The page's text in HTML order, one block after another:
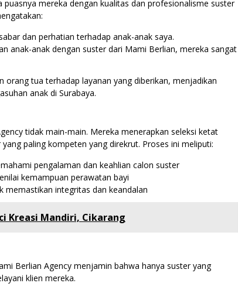
mereka dengan kualitas dan profesionalisme suster
dan perhatian terhadap anak-anak saya.
anak-anak dengan suster dari Mami Berlian, mereka sangat
orang tua terhadap layanan yang diberikan, menjadikan
anak di Surabaya.
tidak main-main. Mereka menerapkan seleksi ketat
paling kompeten yang direkrut. Proses ini meliputi:
pengalaman dan keahlian calon suster
kemampuan perawatan bayi
memastikan integritas dan keandalan
Kreasi Mandiri, Cikarang
Berlian Agency menjamin bahwa hanya suster yang
klien mereka.